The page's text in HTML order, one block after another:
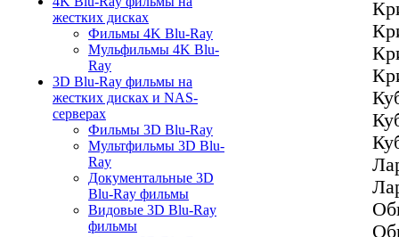
жестких дисках
Фильмы 4K Blu-Ray
Мульфильмы 4K Blu-
Ray
3D Blu-Ray фильмы на
жестких дисках и NAS-
серверах
Фильмы 3D Blu-Ray
Мультфильмы 3D Blu-
Ray
Документальные 3D
Blu-Ray фильмы
Видовые 3D Blu-Ray
фильмы